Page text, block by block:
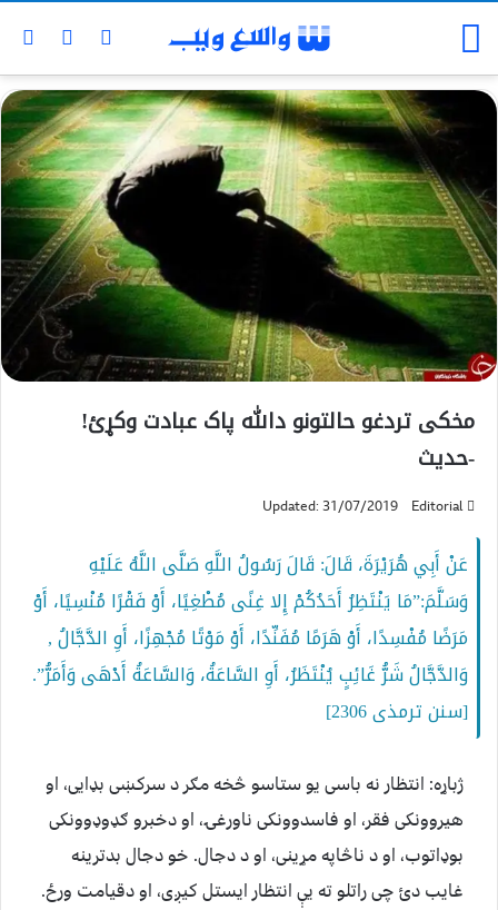
مخکی تردغو حالتونو دالله پاک عبادت وکړئ!
-حدیث
Editorial
Updated: 31/07/2019
عَنْ أَبِي هُرَيْرَةَ، قَالَ: قَالَ رَسُولُ اللَّهِ صَلَّى اللَّهُ عَلَيْهِ
وَسَلَّمَ:”مَا يَنْتَظِرُ أَحَدُكُمْ إِلا غِنًى مُطْغِيًا، أَوْ فَقْرًا مُنْسِيًا، أَوْ
مَرَضًا مُفْسِدًا، أَوْ هَرَمًا مُفَنِّدًا، أَوْ مَوْتًا مُجْهِزًا، أَوِ الدَّجَّالُ ,
وَالدَّجَّالُ شَرُّ غَائِبٍ يُنْتَظَرُ، أَوِ السَّاعَةُ، وَالسَّاعَةُ أَدْهَى وَأَمَرُّ”.
[سنن ترمذی 2306]
ژباړه: انتظار نه باسی یو ستاسو څخه مګر د سرکښی بډایی، او
هیروونکی فقر، او فاسدوونکی ناورغۍ، او دخبرو ګډوډوونکی
بوډاتوب، او د ناڅاپه مړینی، او د دجال. خو دجال بدترینه
غایب دئ چی راتلو ته یې انتظار ایستل کیږی، او دقیامت ورځ.